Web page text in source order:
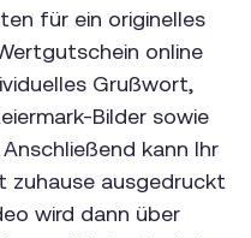
für ein originelles
online
Grußwort,
Bilder sowie
kann Ihr
zuhause ausgedruckt
wird dann über